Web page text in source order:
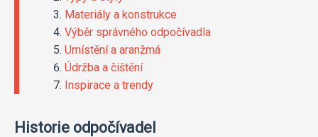
Materiály a konstrukce
Výběr správného odpočívadla
Umístění a aranžmá
Údržba a čištění
Inspirace a trendy
Historie odpočívadel